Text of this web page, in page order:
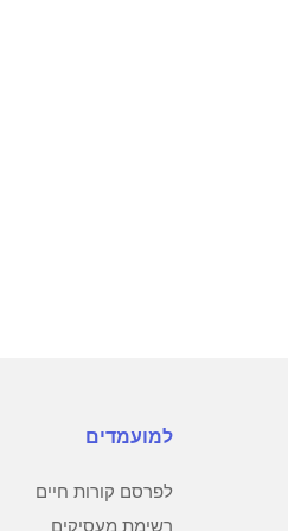
למועמדים
לפרסם קורות חיים
רשימת מעסיקים